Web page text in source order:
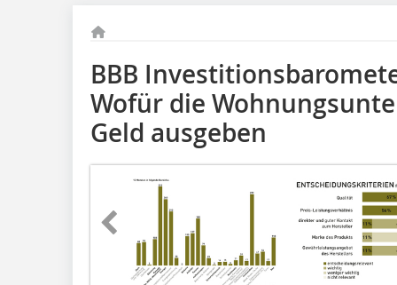
BBB
Wofür die
Geld ausgeben